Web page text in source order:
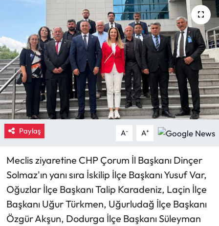
Paylaş A- A+
Meclis ziyaretine CHP Çorum İl Başkanı Dinçer
Solmaz'ın yanı sıra İskilip İlçe Başkanı Yusuf Var,
Oğuzlar İlçe Başkanı Talip Karadeniz, Laçin İlçe
Başkanı Uğur Türkmen, Uğurludağ İlçe Başkanı
Özgür Akşun, Dodurga İlçe Başkanı Süleyman
Dodurga Haberleri
Eğitim
Ekonomi
Güncel
İskilip Haberleri
Kargı Haberleri
Kimdir?
Kültür Sanat
Laçin Haberleri
Haber Arşivi